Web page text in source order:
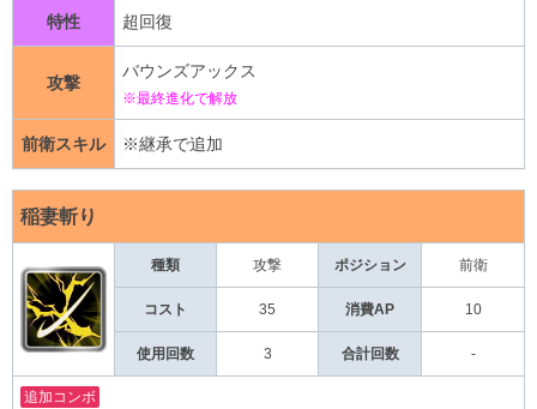
特性 超回復
攻撃
バウンズアックス
※最終進化で解放
前衛スキル ※継承で追加
稲妻斬り
種類 攻撃 ポジション 前衛
コスト 35 消費AP 10
使用回数 3 合計回数 -
追加コンボ